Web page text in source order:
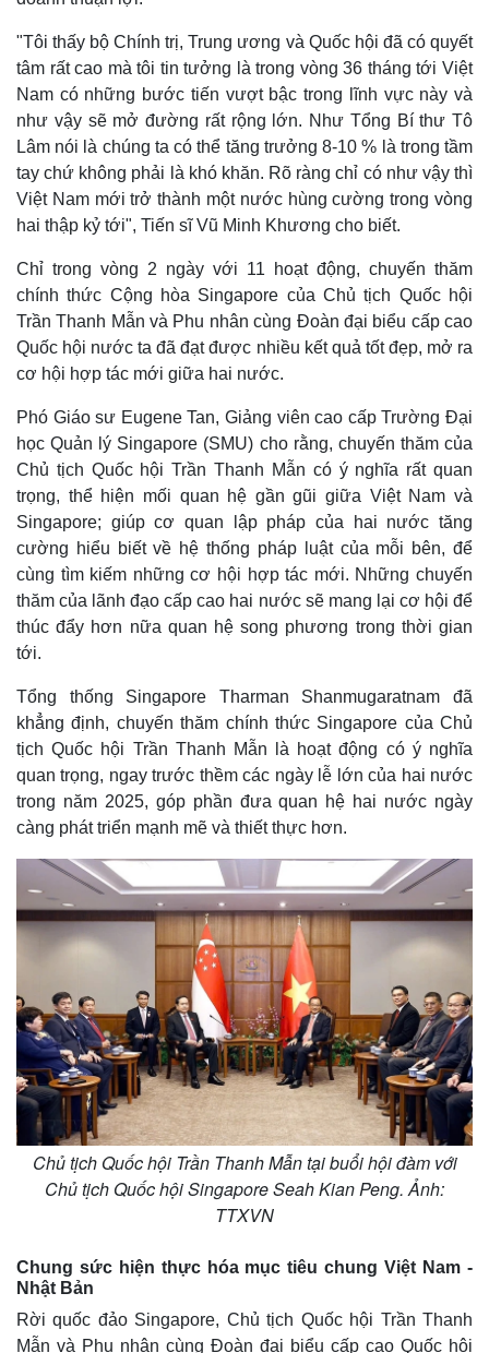
Kinh tế
Bất động sản
Khởi nghiệp
Thị trường
Giá vàng
Tiêu dùng
Tỷ giá
Giá cà phê
"Tôi thấy bộ Chính trị, Trung ương và Quốc hội đã có quyết
tâm rất cao mà tôi tin tưởng là trong vòng 36 tháng tới Việt
Nam có những bước tiến vượt bậc trong lĩnh vực này và
như vậy sẽ mở đường rất rộng lớn. Như Tổng Bí thư Tô
Lâm nói là chúng ta có thể tăng trưởng 8-10 % là trong tầm
tay chứ không phải là khó khăn. Rõ ràng chỉ có như vậy thì
Việt Nam mới trở thành một nước hùng cường trong vòng
hai thập kỷ tới", Tiến sĩ Vũ Minh Khương cho biết.
Chỉ trong vòng 2 ngày với 11 hoạt động, chuyến thăm
chính thức Cộng hòa Singapore của Chủ tịch Quốc hội
Trần Thanh Mẫn và Phu nhân cùng Đoàn đại biểu cấp cao
Quốc hội nước ta đã đạt được nhiều kết quả tốt đẹp, mở ra
cơ hội hợp tác mới giữa hai nước.
Phó Giáo sư Eugene Tan, Giảng viên cao cấp Trường Đại
học Quản lý Singapore (SMU) cho rằng, chuyến thăm của
Chủ tịch Quốc hội Trần Thanh Mẫn có ý nghĩa rất quan
trọng, thể hiện mối quan hệ gần gũi giữa Việt Nam và
Singapore; giúp cơ quan lập pháp của hai nước tăng
cường hiểu biết về hệ thống pháp luật của mỗi bên, để
cùng tìm kiếm những cơ hội hợp tác mới. Những chuyến
thăm của lãnh đạo cấp cao hai nước sẽ mang lại cơ hội để
thúc đẩy hơn nữa quan hệ song phương trong thời gian
tới.
Tổng thống Singapore Tharman Shanmugaratnam đã
khẳng định, chuyến thăm chính thức Singapore của Chủ
tịch Quốc hội Trần Thanh Mẫn là hoạt động có ý nghĩa
quan trọng, ngay trước thềm các ngày lễ lớn của hai nước
trong năm 2025, góp phần đưa quan hệ hai nước ngày
càng phát triển mạnh mẽ và thiết thực hơn.
Chủ tịch Quốc hội Trần Thanh Mẫn tại buổi hội đàm với
Chủ tịch Quốc hội Singapore Seah Kian Peng. Ảnh:
TTXVN
Chung sức hiện thực hóa mục tiêu chung Việt Nam -
Nhật Bản
Rời quốc đảo Singapore, Chủ tịch Quốc hội Trần Thanh
Mẫn và Phu nhân cùng Đoàn đại biểu cấp cao Quốc hội